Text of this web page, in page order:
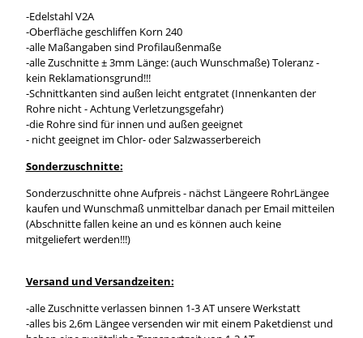
-Edelstahl V2A
-Oberfläche geschliffen Korn 240
-alle Maßangaben sind Profilaußenmaße
-alle Zuschnitte ± 3mm Länge: (auch Wunschmaße) Toleranz -
kein Reklamationsgrund!!!
-Schnittkanten sind außen leicht entgratet (Innenkanten der
Rohre nicht - Achtung Verletzungsgefahr)
-die Rohre sind für innen und außen geeignet
- nicht geeignet im Chlor- oder Salzwasserbereich
Sonderzuschnitte:
Sonderzuschnitte ohne Aufpreis - nächst Längeere RohrLängee
kaufen und Wunschmaß unmittelbar danach per Email mitteilen
(Abschnitte fallen keine an und es können auch keine
mitgeliefert werden!!!)
Versand und Versandzeiten:
-alle Zuschnitte verlassen binnen 1-3 AT unsere Werkstatt
-alles bis 2,6m Längee versenden wir mit einem Paketdienst und